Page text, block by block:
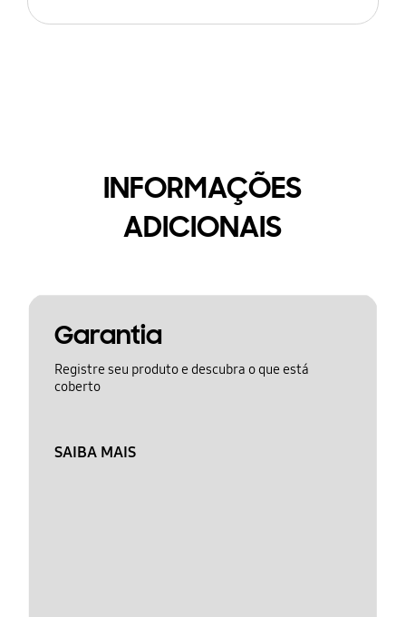
INFORMAÇÕES
ADICIONAIS
Garantia
Registre seu produto e descubra o que está
coberto
SAIBA MAIS